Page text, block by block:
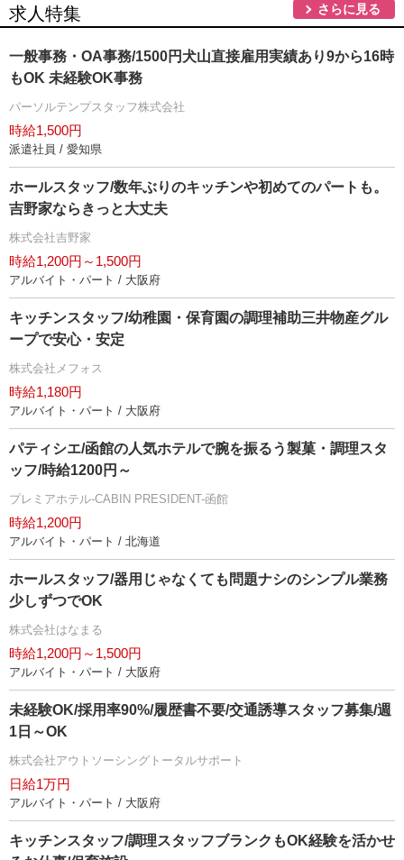
求人特集 さらに見る
一般事務・OA事務/1500円犬山直接雇用実績あり9から16時
もOK 未経験OK事務
パーソルテンプスタッフ株式会社
時給1,500円
派遣社員 / 愛知県
ホールスタッフ/数年ぶりのキッチンや初めてのパートも。
吉野家ならきっと大丈夫
株式会社吉野家
時給1,200円～1,500円
アルバイト・パート / 大阪府
キッチンスタッフ/幼稚園・保育園の調理補助三井物産グル
ープで安心・安定
株式会社メフォス
時給1,180円
アルバイト・パート / 大阪府
パティシエ/函館の人気ホテルで腕を振るう製菓・調理スタ
ッフ/時給1200円～
プレミアホテル-CABIN PRESIDENT-函館
時給1,200円
アルバイト・パート / 北海道
ホールスタッフ/器用じゃなくても問題ナシのシンプル業務
少しずつでOK
株式会社はなまる
時給1,200円～1,500円
アルバイト・パート / 大阪府
未経験OK/採用率90%/履歴書不要/交通誘導スタッフ募集/週
1日～OK
株式会社アウトソーシングトータルサポート
日給1万円
アルバイト・パート / 大阪府
キッチンスタッフ/調理スタッフブランクもOK経験を活かせ